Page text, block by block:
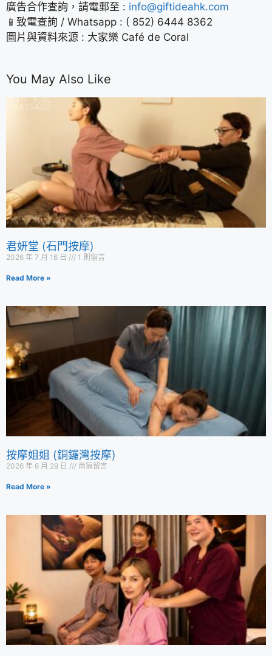
廣告合作查詢，請電郵至 : info@giftideahk.com
📱致電查詢 / Whatsapp : ( 852) 6444 8362
圖片與資料來源 : 大家樂 Café de Coral
You May Also Like
君妍堂 (石門按摩)
2026 年 7 月 16 日 1 則留言
Read More »
按摩姐姐 (銅鑼灣按摩)
2026 年 6 月 29 日 尚無留言
Read More »